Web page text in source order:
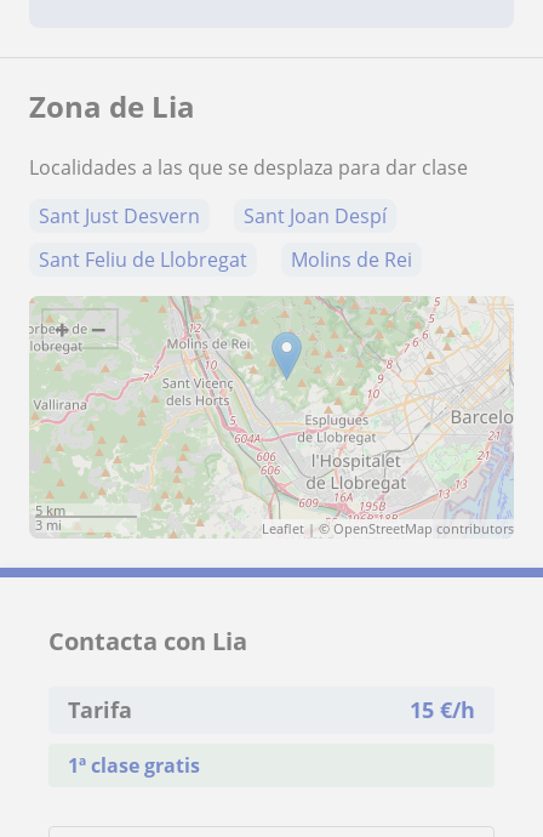
Zona de Lia
Localidades a las que se desplaza para dar clase
Sant Just Desvern
Sant Joan Despí
Sant Feliu de Llobregat
Molins de Rei
+ −
5 km
3 mi
Leaflet | ©OpenStreetMap contributors
Contacta con Lia
Tarifa 15 €/h
1ª clase gratis